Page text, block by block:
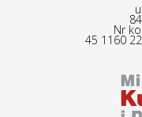
Nr
45 1160